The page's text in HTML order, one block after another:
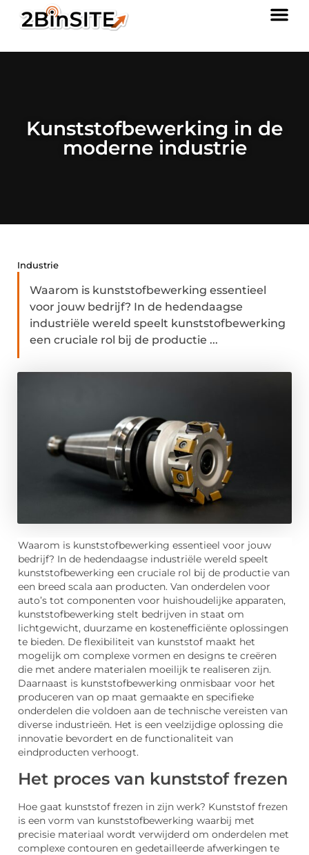
Kunststofbewerking in de
moderne industrie
Industrie
Waarom is kunststofbewerking essentieel
voor jouw bedrijf? In de hedendaagse
industriële wereld speelt kunststofbewerking
een cruciale rol bij de productie ...
Waarom is kunststofbewerking essentieel voor jouw
bedrijf? In de hedendaagse industriële wereld speelt
kunststofbewerking een cruciale rol bij de productie van
een breed scala aan producten. Van onderdelen voor
auto’s tot componenten voor huishoudelijke apparaten,
kunststofbewerking stelt bedrijven in staat om
lichtgewicht, duurzame en kostenefficiënte oplossingen
te bieden. De flexibiliteit van kunststof maakt het
mogelijk om complexe vormen en designs te creëren
die met andere materialen moeilijk te realiseren zijn.
Daarnaast is kunststofbewerking onmisbaar voor het
produceren van op maat gemaakte en specifieke
onderdelen die voldoen aan de technische vereisten van
diverse industrieën. Het is een veelzijdige oplossing die
innovatie bevordert en de functionaliteit van
eindproducten verhoogt.
Het proces van kunststof frezen
Hoe gaat kunststof frezen in zijn werk? Kunststof frezen
is een vorm van kunststofbewerking waarbij met
precisie materiaal wordt verwijderd om onderdelen met
complexe contouren en gedetailleerde afwerkingen te